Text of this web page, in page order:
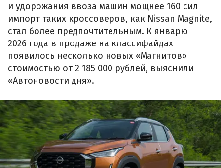
и удорожания ввоза машин мощнее 160 сил
импорт таких кроссоверов, как Nissan Magnite,
стал более предпочтительным. К январю
2026 года в продаже на классифайдах
появилось несколько новых «Магнитов»
стоимостью от 2 185 000 рублей, выяснили
«Автоновости дня».